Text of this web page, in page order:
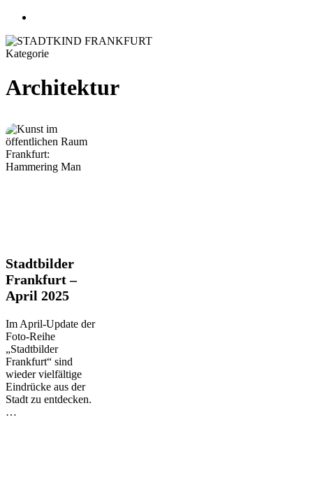
Kategorie
Architektur
Stadtbilder
Frankfurt
–
April
Stadtbilder
Frankfurt –
April 2025
Im April-Update der
Foto-Reihe
„Stadtbilder
Frankfurt“ sind
wieder vielfältige
Eindrücke aus der
Stadt zu entdecken.
…